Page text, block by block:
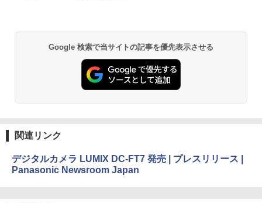
Google 検索で当サイトの記事を優先表示させる
関連リンク
デジタルカメラ LUMIX DC-FT7 発売 | プレスリリース |
Panasonic Newsroom Japan